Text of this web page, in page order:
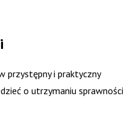
przystępny i praktyczny
o utrzymaniu sprawności